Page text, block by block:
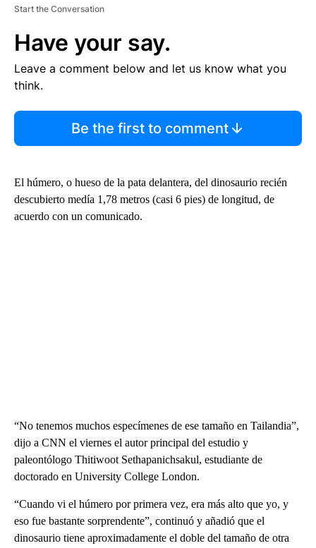
Start the Conversation
Have your say.
Leave a comment below and let us know what you
think.
Be the first to comment
El húmero, o hueso de la pata delantera, del dinosaurio recién
descubierto medía 1,78 metros (casi 6 pies) de longitud, de
acuerdo con un comunicado.
“No tenemos muchos especímenes de ese tamaño en Tailandia”,
dijo a CNN el viernes el autor principal del estudio y
paleontólogo Thitiwoot Sethapanichsakul, estudiante de
doctorado en University College London.
“Cuando vi el húmero por primera vez, era más alto que yo, y
eso fue bastante sorprendente”, continuó y añadió que el
dinosaurio tiene aproximadamente el doble del tamaño de otra